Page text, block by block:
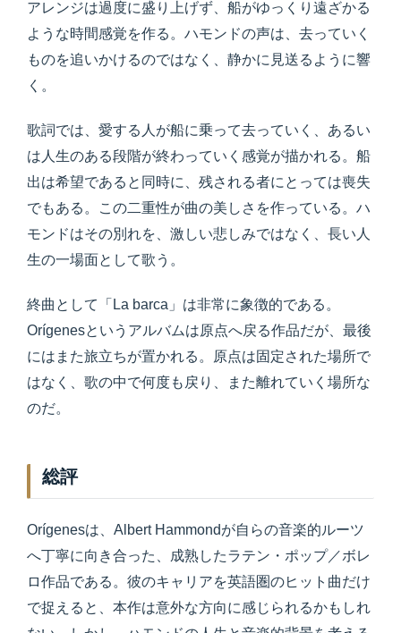
アレンジは過度に盛り上げず、船がゆっくり遠ざかる
ような時間感覚を作る。ハモンドの声は、去っていく
ものを追いかけるのではなく、静かに見送るように響
く。
歌詞では、愛する人が船に乗って去っていく、あるい
は人生のある段階が終わっていく感覚が描かれる。船
出は希望であると同時に、残される者にとっては喪失
でもある。この二重性が曲の美しさを作っている。ハ
モンドはその別れを、激しい悲しみではなく、長い人
生の一場面として歌う。
終曲として「La barca」は非常に象徴的である。
Orígenesというアルバムは原点へ戻る作品だが、最後
にはまた旅立ちが置かれる。原点は固定された場所で
はなく、歌の中で何度も戻り、また離れていく場所な
のだ。
総評
Orígenesは、Albert Hammondが自らの音楽的ルーツ
へ丁寧に向き合った、成熟したラテン・ポップ／ボレ
ロ作品である。彼のキャリアを英語圏のヒット曲だけ
で捉えると、本作は意外な方向に感じられるかもしれ